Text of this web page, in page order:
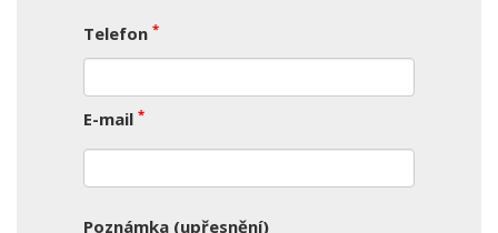
Telefon *
E-mail *
Poznámka (upřesnění)